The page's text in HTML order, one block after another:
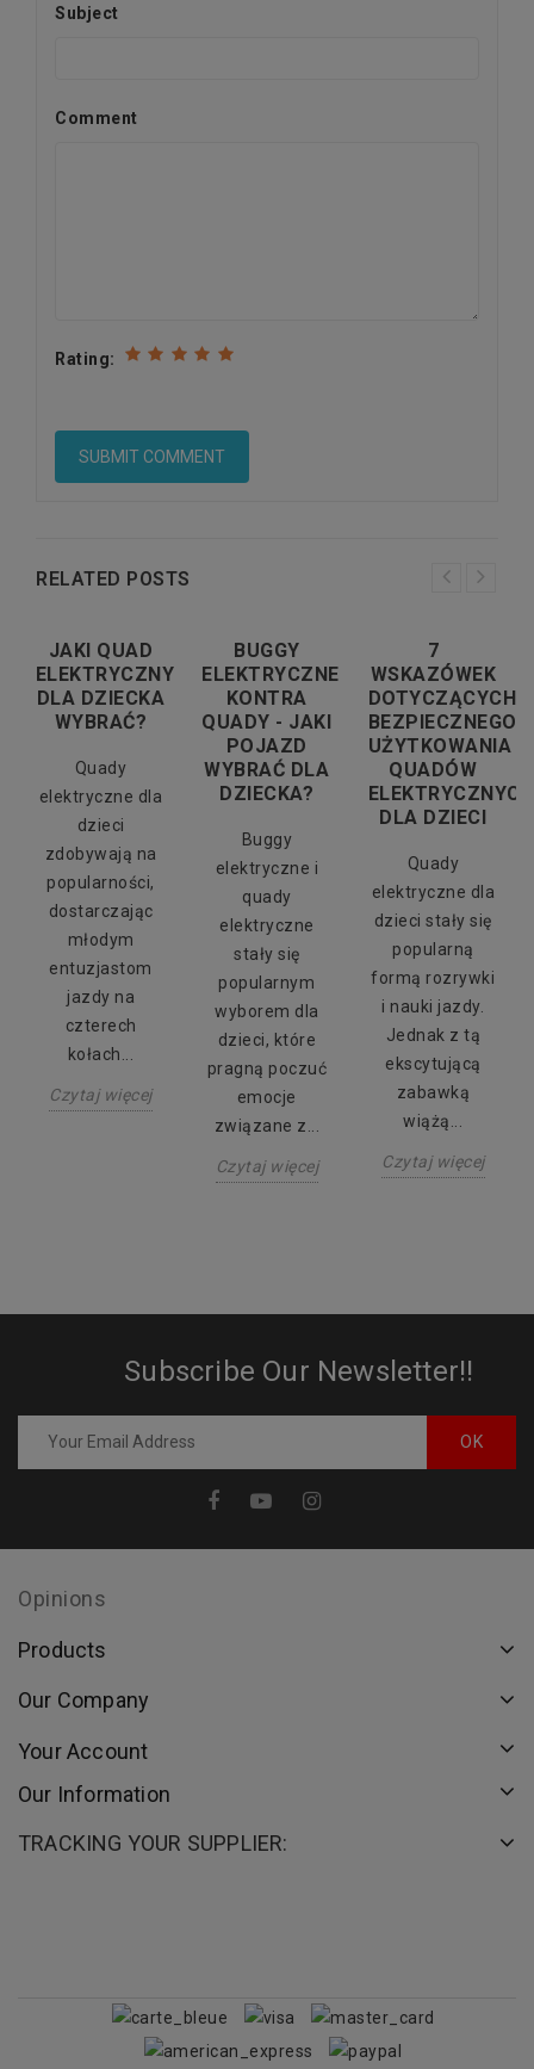
Subject
Comment
Rating:
RELATED POSTS
JAKI QUAD
ELEKTRYCZNY
DLA DZIECKA
WYBRAĆ?
Quady
elektryczne dla
dzieci
zdobywają na
popularności,
dostarczając
młodym
entuzjastom
jazdy na
czterech
kołach...
Czytaj więcej
BUGGY
ELEKTRYCZNE
KONTRA
QUADY - JAKI
POJAZD
WYBRAĆ DLA
DZIECKA?
Buggy
elektryczne i
quady
elektryczne
stały się
popularnym
wyborem dla
dzieci, które
pragną poczuć
emocje
związane z...
Czytaj więcej
7
WSKAZÓWEK
DOTYCZĄCYCH
BEZPIECZNEGO
UŻYTKOWANIA
QUADÓW
ELEKTRYCZNYCH
DLA DZIECI
Quady
elektryczne dla
dzieci stały się
popularną
formą rozrywki
i nauki jazdy.
Jednak z tą
ekscytującą
zabawką
wiążą...
Czytaj więcej
Subscribe Our Newsletter!!
Opinions
Products
Our Company
Your Account
Our Information
TRACKING YOUR SUPPLIER: